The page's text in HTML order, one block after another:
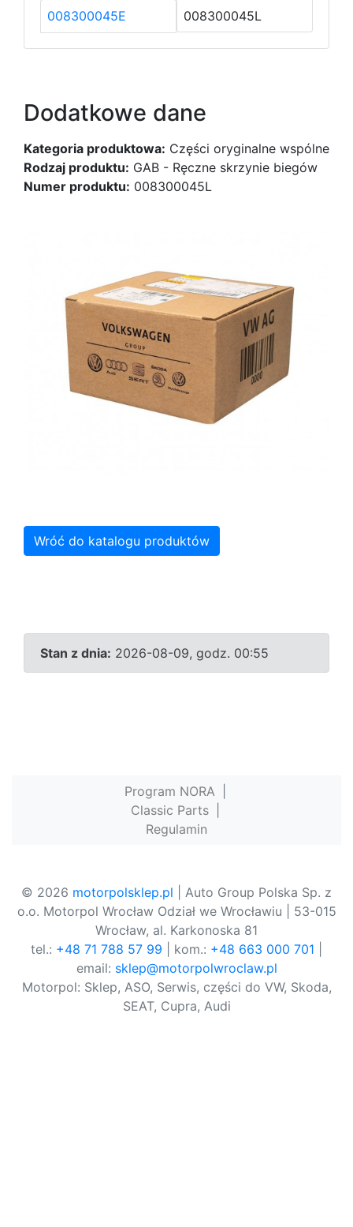
008300045E 008300045L
Dodatkowe dane
Kategoria produktowa: Części oryginalne wspólne
Rodzaj produktu: GAB - Ręczne skrzynie biegów
Numer produktu: 008300045L
Wróć do katalogu produktów
Stan z dnia: 2026-08-09, godz. 00:55
Program NORA
Classic Parts
Regulamin
© 2026 motorpolsklep.pl | Auto Group Polska Sp. z
o.o. Motorpol Wrocław Odział we Wrocławiu | 53-015
Wrocław, al. Karkonoska 81
tel.: +48 71 788 57 99 | kom.: +48 663 000 701
email: sklep@motorpolwroclaw.pl
Motorpol: Sklep, ASO, Serwis, części do VW, Skoda,
SEAT, Cupra, Audi